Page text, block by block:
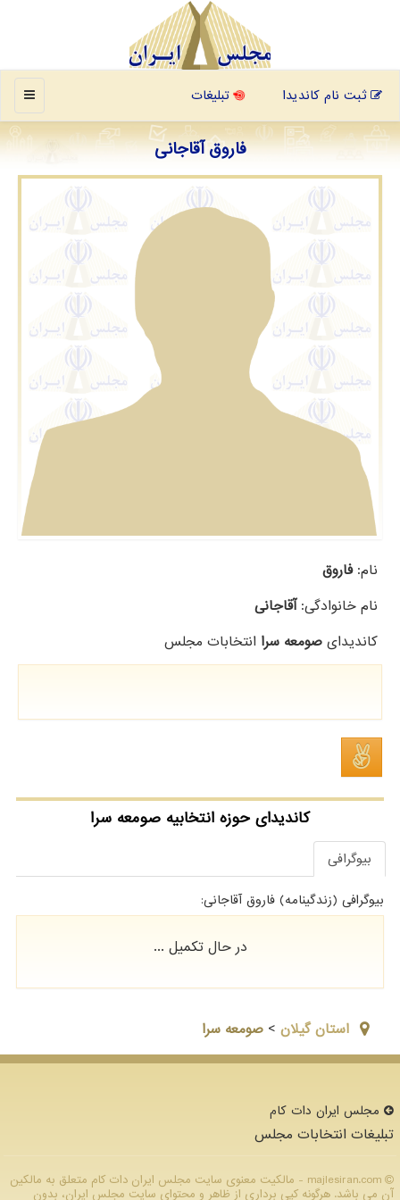
منو ثبت نام کاندیدا تبلیغات
فاروق آقاجانی
نام:فاروق
نام خانوادگی:آقاجانی
کاندیدای صومعه سرا انتخابات مجلس
کاندیدای حوزه انتخابیه صومعه سرا
بیوگرافی
بیوگرافی (زندگینامه) فاروق آقاجانی:
در حال تکمیل ...
استان گيلان > صومعه سرا
مجلس ایران دات كام
تبلیغات انتخابات مجلس
majlesiran.com - مالکیت معنوی سایت مجلس ایران دات كام متعلق به مالکین
آن می باشد. هرگونه کپی برداری از ظاهر و محتوای سایت مجلس ایران، بدون